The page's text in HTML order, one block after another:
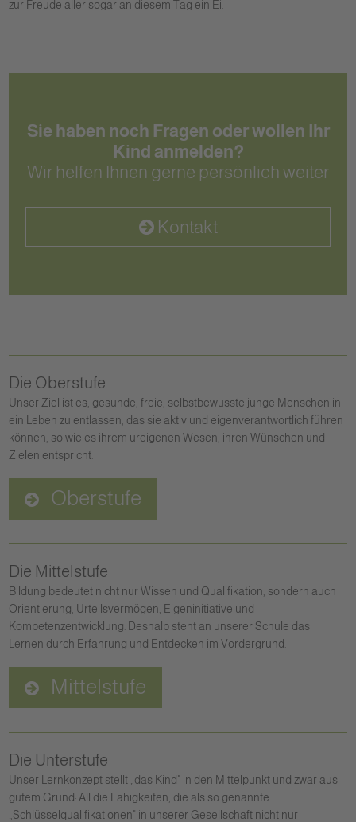
zur Freude aller sogar an diesem Tag ein Ei.
Sie haben noch Fragen oder wollen Ihr
Kind anmelden?
Wir helfen Ihnen gerne persönlich weiter
Kontakt
Die Oberstufe
Unser Ziel ist es, gesunde, freie, selbstbewusste junge Menschen in
ein Leben zu entlassen, das sie aktiv und eigenverantwortlich führen
können, so wie es ihrem ureigenen Wesen, ihren Wünschen und
Zielen entspricht.
Oberstufe
Die Mittelstufe
Bildung bedeutet nicht nur Wissen und Qualifikation, sondern auch
Orientierung, Urteilsvermögen, Eigeninitiative und
Kompetenzentwicklung. Deshalb steht an unserer Schule das
Lernen durch Erfahrung und Entdecken im Vordergrund.
Mittelstufe
Die Unterstufe
Unser Lernkonzept stellt „das Kind" in den Mittelpunkt und zwar aus
gutem Grund: All die Fähigkeiten, die als so genannte
„Schlüsselqualifikationen" in unserer Gesellschaft nicht nur